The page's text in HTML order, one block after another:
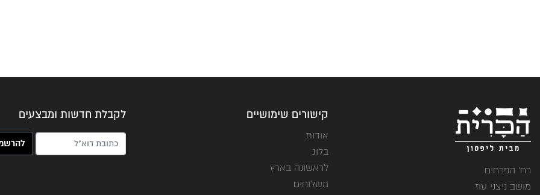
רח' הפרחים
מושב ניצני עוז
קישורים שימושיים
אודות
בלוג
לראשונה בארץ
משלוחים
לקבלת חדשות ומבצעים
האימייל שלך (חובה)